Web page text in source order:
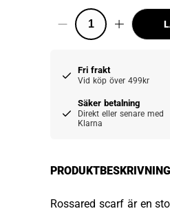
Fri frakt
Vid köp över 499kr
Säker betalning
Direkt eller senare med
Klarna
PRODUKTBESKRIVNING
Rossared scarf är en